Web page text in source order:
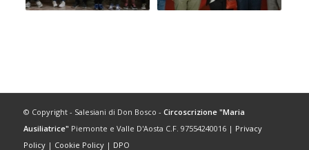
© Copyright - Salesiani di Don Bosco - Circoscrizione "Maria
Ausiliatrice" Piemonte e Valle D'Aosta C.F. 97554240016 | Privacy
Policy| Cookie Policy| DPO